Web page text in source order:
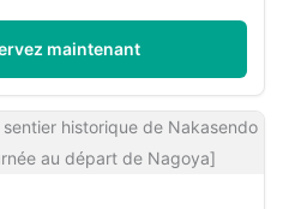
maintenant